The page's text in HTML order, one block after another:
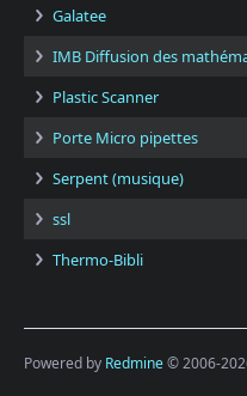
Galatee
IMB Diffusion des
Plastic Scanner
Porte Micro pipettes
Serpent (musique)
ssl
Thermo-Bibli
Powered by Redmine© 2006-